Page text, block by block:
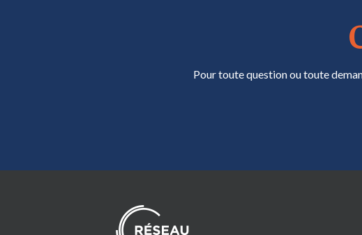
Pour toute question ou toute